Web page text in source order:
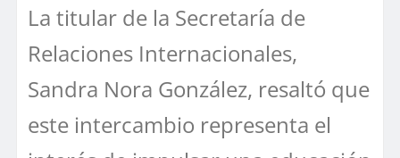
La titular de la Secretaría de
Relaciones Internacionales,
Sandra Nora González, resaltó que
este intercambio representa el